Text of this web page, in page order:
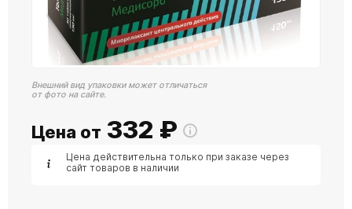
Внешний вид упаковки может отличаться
от фото на сайте.
Цена от 332 ₽
Цена действительна только при заказе через
сайт товаров в наличии